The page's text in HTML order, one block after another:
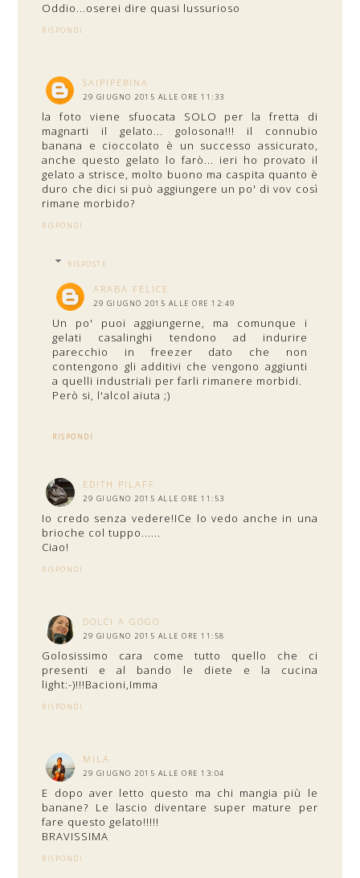
Oddio...oserei dire quasi lussurioso
RISPONDI
SAIPIPERINA
29 GIUGNO 2015 ALLE ORE 11:33
la foto viene sfuocata SOLO per la fretta di
magnarti il gelato... golosona!!! il connubio
banana e cioccolato è un successo assicurato,
anche questo gelato lo farò... ieri ho provato il
gelato a strisce, molto buono ma caspita quanto è
duro che dici si può aggiungere un po' di vov così
rimane morbido?
RISPONDI
RISPOSTE
ARABA FELICE
29 GIUGNO 2015 ALLE ORE 12:49
Un po' puoi aggiungerne, ma comunque i
gelati casalinghi tendono ad indurire
parecchio in freezer dato che non
contengono gli additivi che vengono aggiunti
a quelli industriali per farli rimanere morbidi.
Però si, l'alcol aiuta ;)
RISPONDI
EDITH PILAFF
29 GIUGNO 2015 ALLE ORE 11:53
Io credo senza vedere!ICe lo vedo anche in una
brioche col tuppo......
Ciao!
RISPONDI
DOLCI A GOGO
29 GIUGNO 2015 ALLE ORE 11:58
Golosissimo cara come tutto quello che ci
presenti e al bando le diete e la cucina
light:-)!!!Bacioni,Imma
RISPONDI
MILA
29 GIUGNO 2015 ALLE ORE 13:04
E dopo aver letto questo ma chi mangia più le
banane? Le lascio diventare super mature per
fare questo gelato!!!!!
BRAVISSIMA
RISPONDI